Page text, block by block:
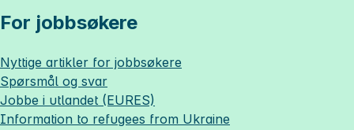
For jobbsøkere
Nyttige artikler for jobbsøkere
Spørsmål og svar
Jobbe i utlandet (EURES)
Information to refugees from Ukraine